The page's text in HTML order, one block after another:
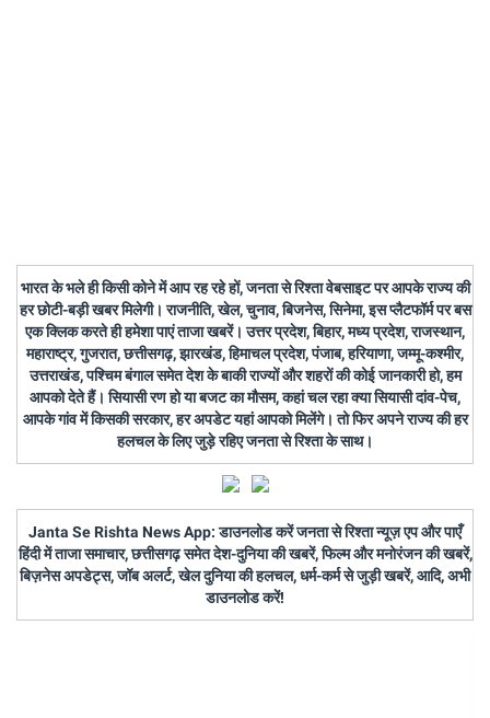
भारत के भले ही किसी कोने में आप रह रहे हों, जनता से रिश्ता वेबसाइट पर आपके राज्य की
हर छोटी-बड़ी खबर मिलेगी। राजनीति, खेल, चुनाव, बिजनेस, सिनेमा, इस प्लैटफॉर्म पर बस
एक क्लिक करते ही हमेशा पाएं ताजा खबरें। उत्तर प्रदेश, बिहार, मध्य प्रदेश, राजस्थान,
महाराष्ट्र, गुजरात, छत्तीसगढ़, झारखंड, हिमाचल प्रदेश, पंजाब, हरियाणा, जम्मू-कश्मीर,
उत्तराखंड, पश्चिम बंगाल समेत देश के बाकी राज्यों और शहरों की कोई जानकारी हो, हम
आपको देते हैं। सियासी रण हो या बजट का मौसम, कहां चल रहा क्या सियासी दांव-पेच,
आपके गांव में किसकी सरकार, हर अपडेट यहां आपको मिलेंगे। तो फिर अपने राज्य की हर
हलचल के लिए जुड़े रहिए जनता से रिश्ता के साथ।
Janta Se Rishta News App: डाउनलोड करें जनता से रिश्ता न्यूज़ एप और पाएँ
हिंदी में ताजा समाचार, छत्तीसगढ़ समेत देश-दुनिया की खबरें, फिल्म और मनोरंजन की खबरें,
बिज़नेस अपडेट्स, जॉब अलर्ट, खेल दुनिया की हलचल, धर्म-कर्म से जुड़ी खबरें, आदि, अभी
डाउनलोड करें!